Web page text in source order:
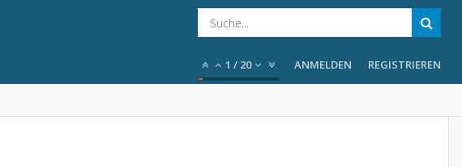
1 / 20 ANMELDEN REGISTRIEREN